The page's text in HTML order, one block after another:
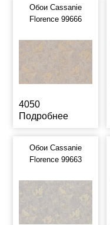
Обои Cassanie
Florence 99666
4050
Подробнее
Обои Cassanie
Florence 99663